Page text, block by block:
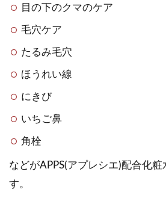
目の下のクマのケア
毛穴ケア
たるみ毛穴
ほうれい線
にきび
いちご鼻
角栓
などがAPPS(アプレシエ)配合化
す。